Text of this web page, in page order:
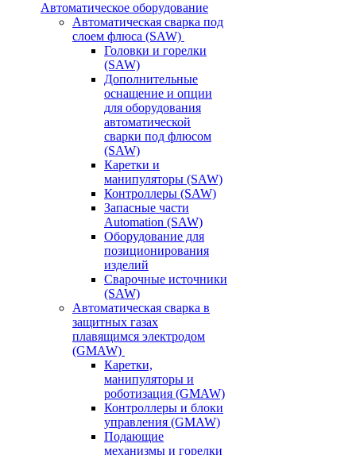
Автоматическое оборудование
Автоматическая сварка под
слоем флюса (SAW)
Головки и горелки
(SAW)
Дополнительные
оснащение и опции
для оборудования
автоматической
сварки под флюсом
(SAW)
Каретки и
манипуляторы (SAW)
Контроллеры (SAW)
Запасные части
Automation (SAW)
Оборудование для
позиционирования
изделий
Сварочные источники
(SAW)
Автоматическая сварка в
защитных газах
плавящимся электродом
(GMAW)
Каретки,
манипуляторы и
роботизация (GMAW)
Контроллеры и блоки
управления (GMAW)
Подающие
механизмы и горелки